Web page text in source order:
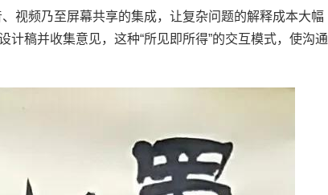
视频乃至屏幕共享的集成，让复杂问题的解释成本大幅
稿并收集意见，这种“所见即所得”的交互模式，使沟通